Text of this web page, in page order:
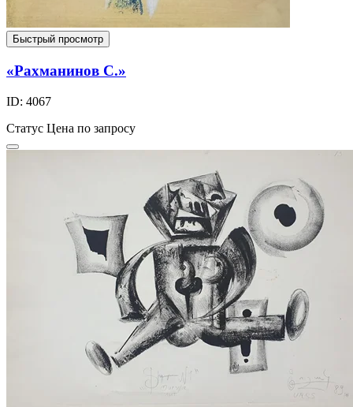
Быстрый просмотр
«Рахманинов С.»
ID: 4067
Статус Цена по запросу